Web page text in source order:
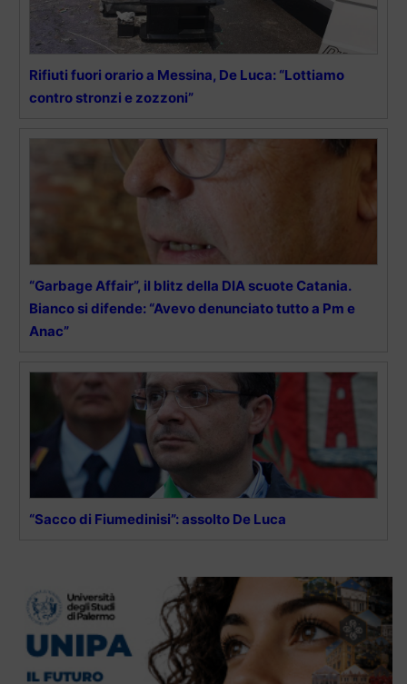
Rifiuti fuori orario a Messina, De Luca: “Lottiamo
contro stronzi e zozzoni”
“Garbage Affair”, il blitz della DIA scuote Catania.
Bianco si difende: “Avevo denunciato tutto a Pm e
Anac”
“Sacco di Fiumedinisi”: assolto De Luca